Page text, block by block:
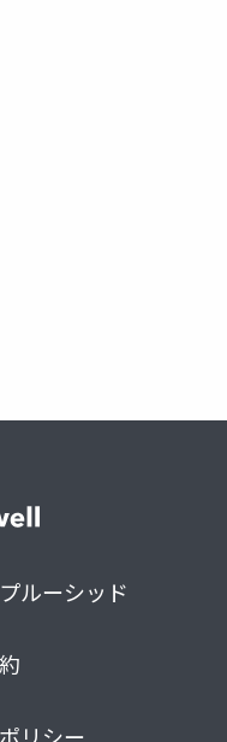
ルーシッド
リシー